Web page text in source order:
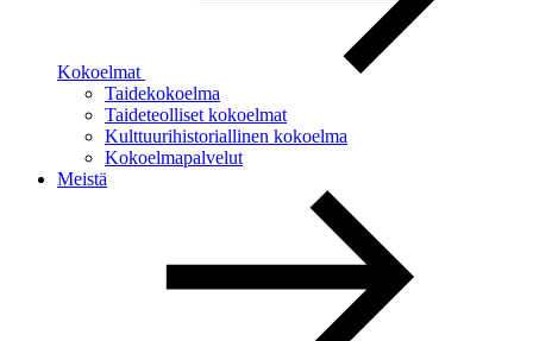
Kokoelmat
Taidekokoelma
Taideteolliset kokoelmat
Kulttuurihistoriallinen kokoelma
Kokoelmapalvelut
Meistä